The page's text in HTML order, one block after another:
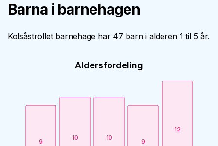
Barna i barnehagen
Kolsåstrollet barnehage har 47 barn i alderen 1 til 5 år.
Aldersfordeling
9
10 10
9
12